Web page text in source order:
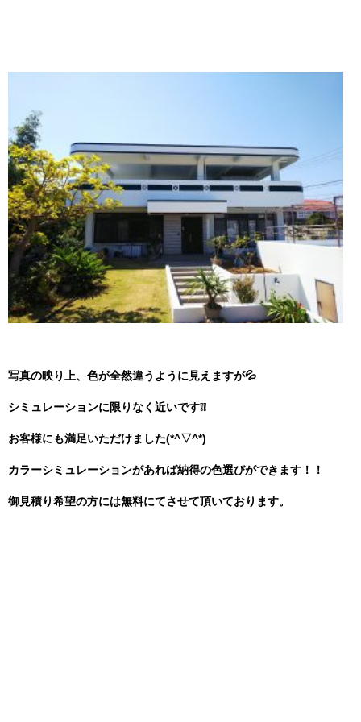
写真の映り上、色が全然違うように見えますが💦
シミュレーションに限りなく近いです❕❕
お客様にも満足いただけました(*^▽^*)
カラーシミュレーションがあれば納得の色選びができます！！
御見積り希望の方には無料にてさせて頂いております。